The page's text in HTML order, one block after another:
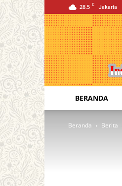
28.5 C Jakarta
BERANDA
Beranda Berita